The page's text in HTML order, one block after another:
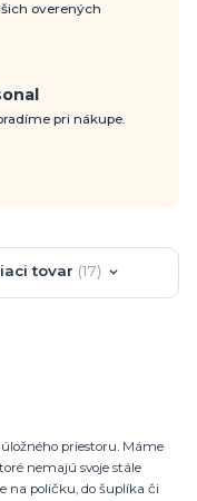
overených
pri nákupe.
tovar 17
priestoru. Máme
nemajú svoje stále
na poličku, do šuplíka či